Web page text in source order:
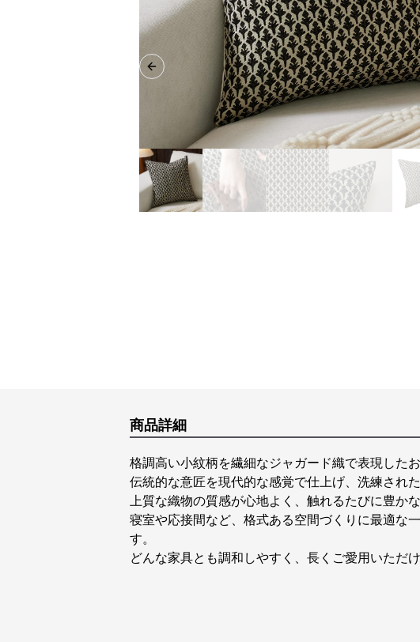
Previous slide
商品詳細
格調高い小紋柄を繊細なジャガード織で表現した
伝統的な意匠を現代的な感覚で仕上げ、洗練され
上質な織物の質感が心地よく、触れるたびに豊か
寝室や応接間など、格式ある空間づくりに最適な
す。
どんな家具とも調和しやすく、長くご愛用いただ